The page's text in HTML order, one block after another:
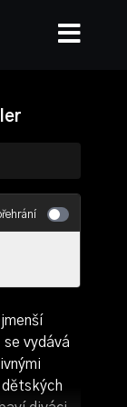
vydává